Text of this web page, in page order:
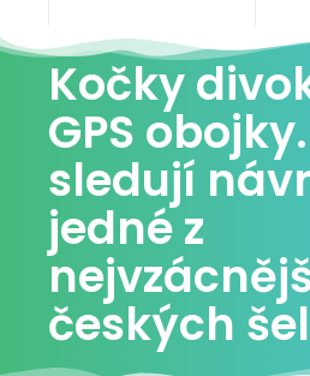
Kočky
GPS
sledují
jedné z
českých